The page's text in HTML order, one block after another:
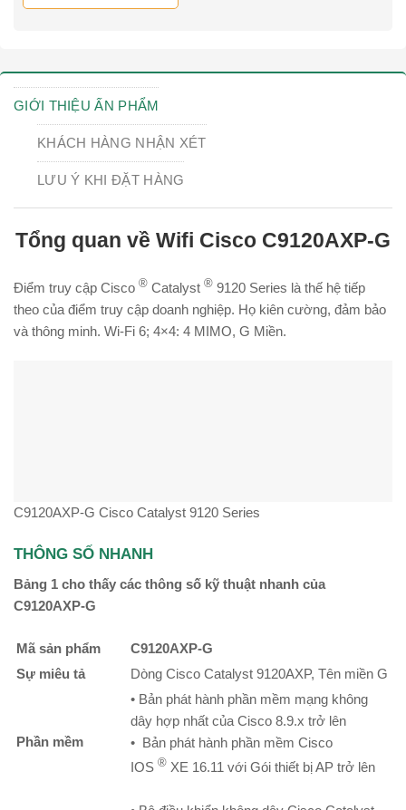
GIỚI THIỆU ẤN PHẨM
KHÁCH HÀNG NHẬN XÉT
LƯU Ý KHI ĐẶT HÀNG
Tổng quan về Wifi Cisco C9120AXP-G
Điểm truy cập Cisco ® Catalyst ® 9120 Series là thế hệ tiếp
theo của điểm truy cập doanh nghiệp. Họ kiên cường, đảm bảo
và thông minh. Wi-Fi 6; 4×4: 4 MIMO, G Miền.
C9120AXP-G Cisco Catalyst 9120 Series
THÔNG SỐ NHANH
Bảng 1 cho thấy các thông số kỹ thuật nhanh của
C9120AXP-G
Mã sản phẩm
C9120AXP-G
Sự miêu tả
Dòng Cisco Catalyst 9120AXP, Tên miền G
Phần mềm
• Bản phát hành phần mềm mạng không
dây hợp nhất của Cisco 8.9.x trở lên
• Bản phát hành phần mềm Cisco
IOS ® XE 16.11 với Gói thiết bị AP trở lên